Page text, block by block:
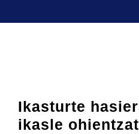
Ikasturte
ikasle